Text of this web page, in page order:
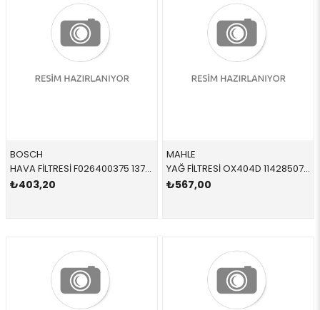
BOSCH
HAVA FİLTRESİ F026400375 13718507320 13718507320 F20,F21,F22,F23,F30,F31,F32,F33,F34,F36 N20,N26 2012-2019
₺403,20
MAHLE
YAĞ FİLTRESİ OX404D 11428507683 11428507683 E60 E61 E63 E64 E65 E66 E70 E71 E81 E82 E83 E84 E8 N47N 2010-2017
₺567,00